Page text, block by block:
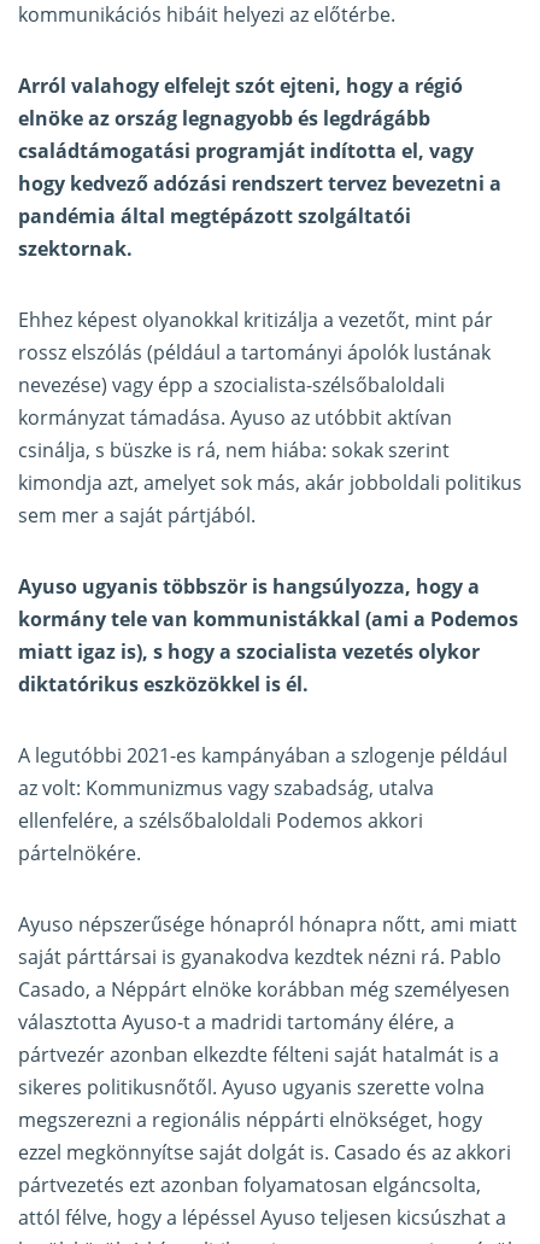
kommunikációs hibáit helyezi az előtérbe.
Arról valahogy elfelejt szót ejteni, hogy a régió
elnöke az ország legnagyobb és legdrágább
családtámogatási programját indította el, vagy
hogy kedvező adózási rendszert tervez bevezetni a
pandémia által megtépázott szolgáltatói
szektornak.
Ehhez képest olyanokkal kritizálja a vezetőt, mint pár
rossz elszólás (például a tartományi ápolók lustának
nevezése) vagy épp a szocialista-szélsőbaloldali
kormányzat támadása. Ayuso az utóbbit aktívan
csinálja, s büszke is rá, nem hiába: sokak szerint
kimondja azt, amelyet sok más, akár jobboldali politikus
sem mer a saját pártjából.
Ayuso ugyanis többször is hangsúlyozza, hogy a
kormány tele van kommunistákkal (ami a Podemos
miatt igaz is), s hogy a szocialista vezetés olykor
diktatórikus eszközökkel is él.
A legutóbbi 2021-es kampányában a szlogenje például
az volt: Kommunizmus vagy szabadság, utalva
ellenfelére, a szélsőbaloldali Podemos akkori
pártelnökére.
Ayuso népszerűsége hónapról hónapra nőtt, ami miatt
saját párttársai is gyanakodva kezdtek nézni rá. Pablo
Casado, a Néppárt elnöke korábban még személyesen
választotta Ayuso-t a madridi tartomány élére, a
pártvezér azonban elkezdte félteni saját hatalmát is a
sikeres politikusnőtől. Ayuso ugyanis szerette volna
megszerezni a regionális néppárti elnökséget, hogy
ezzel megkönnyítse saját dolgát is. Casado és az akkori
pártvezetés ezt azonban folyamatosan elgáncsolta,
attól félve, hogy a lépéssel Ayuso teljesen kicsúszhat a